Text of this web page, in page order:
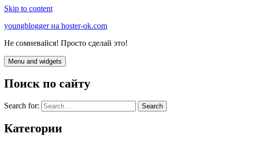
Skip to content
youngblogger на hoster-ok.com
Не сомневайся! Просто сделай это!
Menu and widgets
Поиск по сайту
Search for:
Категории